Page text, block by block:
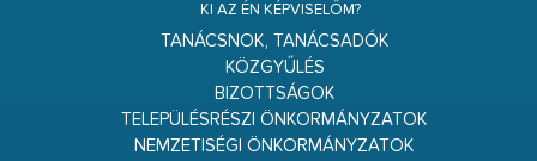
KI AZ ÉN KÉPVISELŐM?
TANÁCSNOK, TANÁCSADÓK
KÖZGYŰLÉS
BIZOTTSÁGOK
TELEPÜLÉSRÉSZI ÖNKORMÁNYZATOK
NEMZETISÉGI ÖNKORMÁNYZATOK